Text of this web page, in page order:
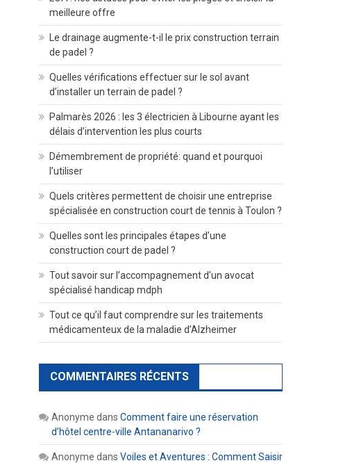
meilleure offre
Le drainage augmente-t-il le prix construction terrain
de padel ?
Quelles vérifications effectuer sur le sol avant
d’installer un terrain de padel ?
Palmarès 2026 : les 3 électricien à Libourne ayant les
délais d’intervention les plus courts
Démembrement de propriété: quand et pourquoi
l’utiliser
Quels critères permettent de choisir une entreprise
spécialisée en construction court de tennis à Toulon ?
Quelles sont les principales étapes d’une
construction court de padel ?
Tout savoir sur l’accompagnement d’un avocat
spécialisé handicap mdph
Tout ce qu’il faut comprendre sur les traitements
médicamenteux de la maladie d’Alzheimer
COMMENTAIRES RÉCENTS
Anonyme dans Comment faire une réservation
d’hôtel centre-ville Antananarivo ?
Anonyme dans Voiles et Aventures : Comment Saisir